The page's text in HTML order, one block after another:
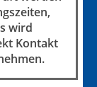
wird
Kontakt